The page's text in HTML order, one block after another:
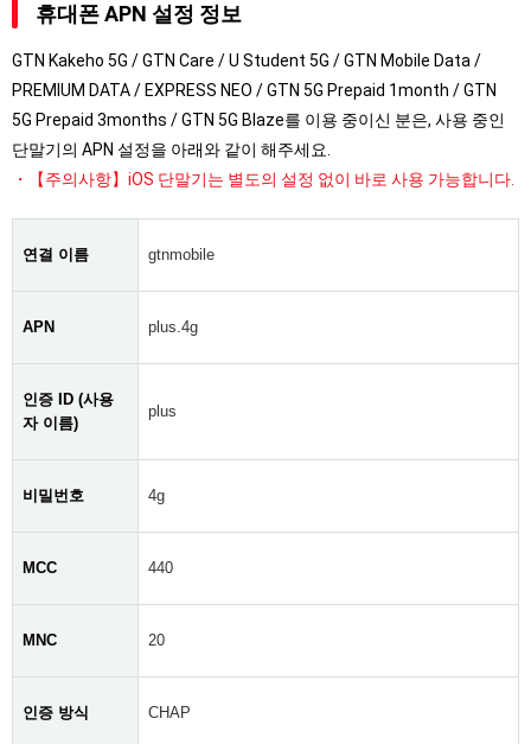
휴대폰 APN 설정 정보
GTN Kakeho 5G / GTN Care / U Student 5G / GTN Mobile Data /
PREMIUM DATA / EXPRESS NEO / GTN 5G Prepaid 1month / GTN
5G Prepaid 3months / GTN 5G Blaze를 이용 중이신 분은, 사용 중인
단말기의 APN 설정을 아래와 같이 해주세요.
【주의사항】iOS 단말기는 별도의 설정 없이 바로 사용 가능합니다.
연결 이름 gtnmobile
APN plus.4g
인증 ID (사용
자 이름)
plus
비밀번호 4g
MCC 440
MNC 20
인증 방식 CHAP